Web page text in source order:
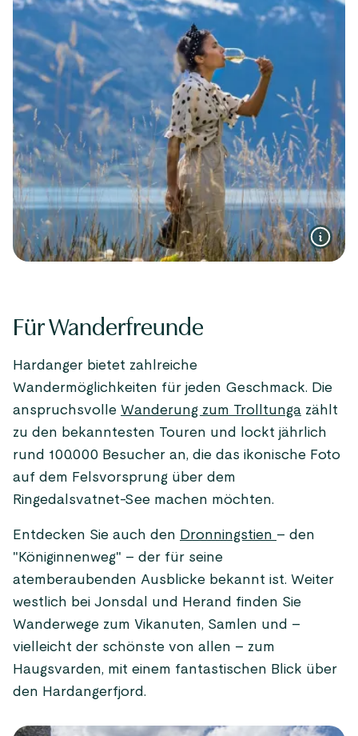
Für Wanderfreunde
Hardanger bietet zahlreiche
Wandermöglichkeiten für jeden Geschmack. Die
anspruchsvolle Wanderung zum Trolltunga zählt
zu den bekanntesten Touren und lockt jährlich
rund 100.000 Besucher an, die das ikonische Foto
auf dem Felsvorsprung über dem
Ringedalsvatnet-See machen möchten.
Entdecken Sie auch den Dronningstien – den
"Königinnenweg" – der für seine
atemberaubenden Ausblicke bekannt ist. Weiter
westlich bei Jonsdal und Herand finden Sie
Wanderwege zum Vikanuten, Samlen und –
vielleicht der schönste von allen – zum
Haugsvarden, mit einem fantastischen Blick über
den Hardangerfjord.